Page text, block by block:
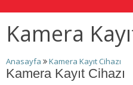
Kamera
Anasayfa Kamera Kayıt Cihazı
Kamera Kayıt Cihazı